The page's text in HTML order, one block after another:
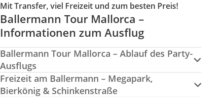
Mit Transfer, viel Freizeit und zum besten Preis!
Ballermann Tour Mallorca –
Informationen zum Ausflug
Ballermann Tour Mallorca – Ablauf des Party-
Ausflugs
Freizeit am Ballermann – Megapark,
Bierkönig & Schinkenstraße